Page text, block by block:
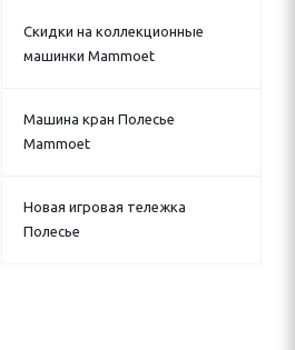
Скидки на коллекционные
машинки Mammoet
Машина кран Полесье
Mammoet
Новая игровая тележка
Полесье